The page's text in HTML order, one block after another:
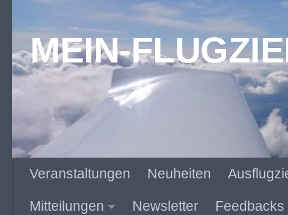
Zum Inhalt springen
MEIN-
Veranstaltungen Neuheiten
Mitteilungen Newsletter Feedbacks